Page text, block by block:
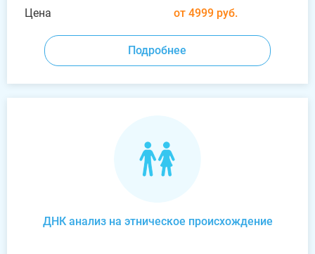
Цена
от 4999 руб.
Подробнее
ДНК анализ на этническое происхождение